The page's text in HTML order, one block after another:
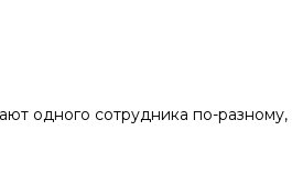
одного сотрудника по-